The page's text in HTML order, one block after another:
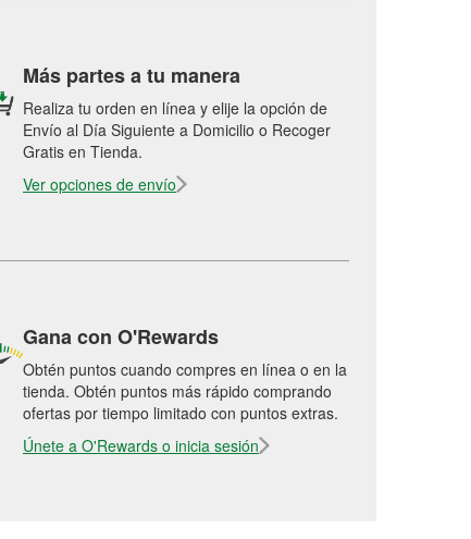
Más partes a tu manera
Realiza tu orden en línea y elije la opción de
Envío al Día Siguiente a Domicilio o Recoger
Gratis en Tienda.
Ver opciones de envío
Gana con O'Rewards
Obtén puntos cuando compres en línea o en la
tienda. Obtén puntos más rápido comprando
ofertas por tiempo limitado con puntos extras.
Únete a O'Rewards o inicia sesión